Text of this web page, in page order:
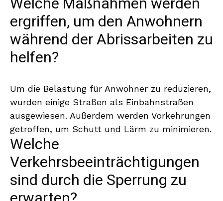
ergriffen, um den Anwohnern
während der Abrissarbeiten zu
helfen?
Um die Belastung für Anwohner zu reduzieren,
wurden einige Straßen als Einbahnstraßen
ausgewiesen. Außerdem werden Vorkehrungen
getroffen, um Schutt und Lärm zu minimieren.
Welche
Verkehrsbeeinträchtigungen
sind durch die Sperrung zu